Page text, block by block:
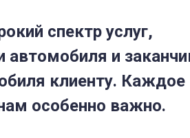
спектр услуг,
автомобиля и
клиенту. Каждое
особенно важно.